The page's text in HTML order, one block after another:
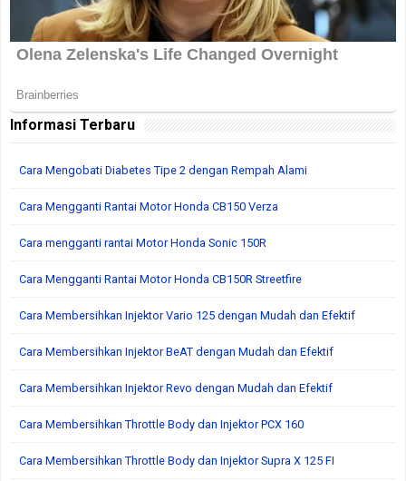
Informasi Terbaru
Cara Mengobati Diabetes Tipe 2 dengan Rempah Alami
Cara Mengganti Rantai Motor Honda CB150 Verza
Cara mengganti rantai Motor Honda Sonic 150R
Cara Mengganti Rantai Motor Honda CB150R Streetfire
Cara Membersihkan Injektor Vario 125 dengan Mudah dan Efektif
Cara Membersihkan Injektor BeAT dengan Mudah dan Efektif
Cara Membersihkan Injektor Revo dengan Mudah dan Efektif
Cara Membersihkan Throttle Body dan Injektor PCX 160
Cara Membersihkan Throttle Body dan Injektor Supra X 125 FI